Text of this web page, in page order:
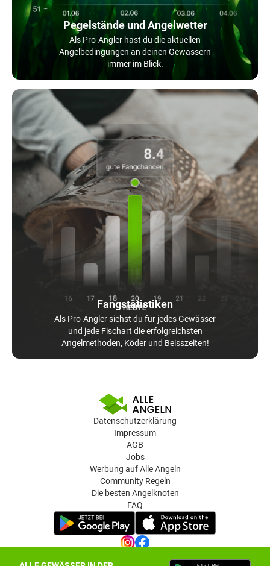
Pegelstände und Angelwetter
Als Pro-Angler hast du die aktuellen
Angelbedingungen an deinen Gewässern
immer im Blick.
Fangstatistiken
Als Pro-Angler siehst du für jedes Gewässer
und jede Fischart die erfolgreichsten
Angelmethoden, Köder und Beisszeiten!
Datenschutzerklärung
Impressum
AGB
Jobs
Werbung auf Alle Angeln
Community Regeln
Die besten Angelknoten
FAQ